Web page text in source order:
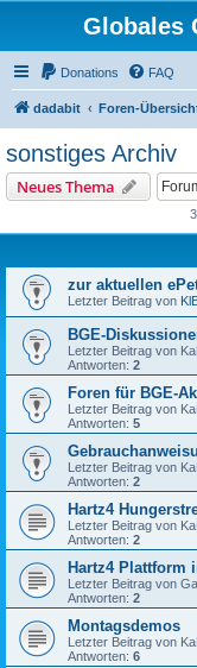
Globales
Donations FAQ
dadabit Foren-
sonstiges Archiv
Neues Thema
zur aktuellen
Letzter Beitrag von
BGE-
Letzter Beitrag von
Antworten: 2
Foren für BGE-
Letzter Beitrag von
Antworten: 5
Letzter Beitrag von
Antworten: 2
Hartz4
Letzter Beitrag von
Antworten: 2
Hartz4 Plattform
Letzter Beitrag von
Antworten: 2
Montagsdemos
Letzter Beitrag von
Antworten: 6